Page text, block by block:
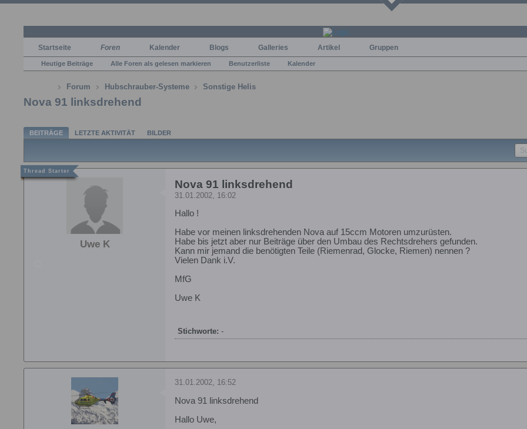
Startseite Foren Kalender Blogs Galleries Artikel Gruppen
Heutige Beiträge Alle Foren als gelesen markieren Benutzerliste Kalender
Forum Hubschrauber-Systeme Sonstige Helis
Nova 91 linksdrehend
BEITRÄGE LETZTE AKTIVITÄT BILDER
Uwe K
Nova 91 linksdrehend
31.01.2002, 16:02
Hallo !
Habe vor meinen linksdrehenden Nova auf 15ccm Motoren umzurüsten.
Habe bis jetzt aber nur Beiträge über den Umbau des Rechtsdrehers gefunden.
Kann mir jemand die benötigten Teile (Riemenrad, Glocke, Riemen) nennen ?
Vielen Dank i.V.
MfG
Uwe K
Stichworte: -
31.01.2002, 16:52
Nova 91 linksdrehend
Hallo Uwe,